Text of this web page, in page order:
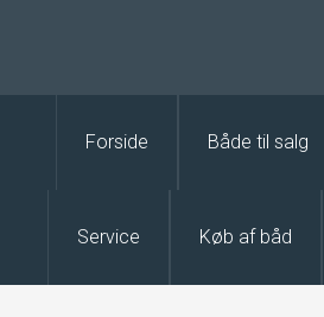
Forside Både til salg
Service Køb af båd